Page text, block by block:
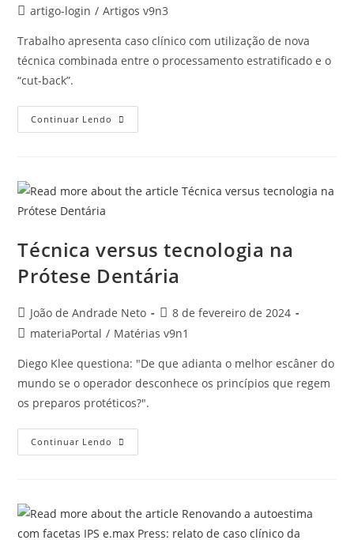
artigo-login / Artigos v9n3
Trabalho apresenta caso clínico com utilização de nova
técnica combinada entre o processamento estratificado e o
“cut-back”.
Continuar Lendo
Técnica versus tecnologia na
Prótese Dentária
João de Andrade Neto
8 de fevereiro de 2024
materiaPortal / Matérias v9n1
Diego Klee questiona: "De que adianta o melhor escâner do
mundo se o operador desconhece os princípios que regem
os preparos protéticos?".
Continuar Lendo